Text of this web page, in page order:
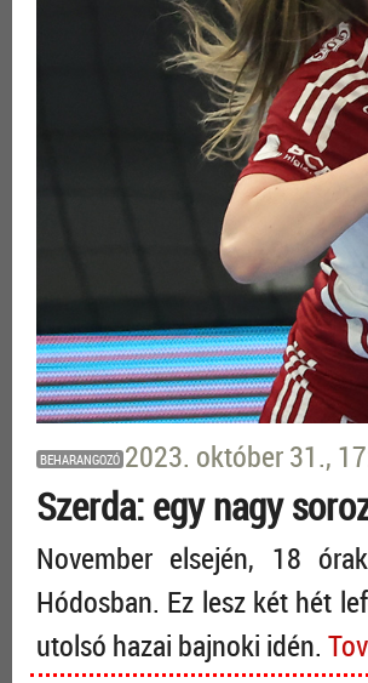
BEHARANGOZÓ 2023. október 31.,
Szerda: egy nagy
November elsején, 18
Hódosban. Ez lesz két hét
utolsó hazai bajnoki idén.